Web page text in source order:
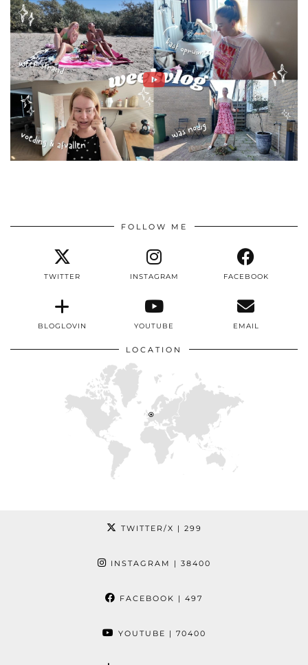
FOLLOW ME
TWITTER INSTAGRAM FACEBOOK
BLOGLOVIN YOUTUBE EMAIL
LOCATION
TWITTER/X | 299
INSTAGRAM | 38400
FACEBOOK | 497
YOUTUBE | 70400